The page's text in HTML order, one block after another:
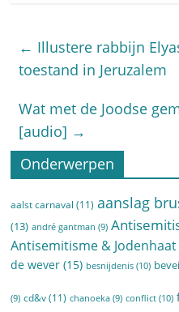
← Illustere rabbijn
toestand in Jeruzalem
Wat met de Joodse
[audio] →
Onderwerpen
aalst carnaval (11) aanslag
(13) andré gantman (9)
Antisemitisme & Jodenhaat
de wever (15) besnijdenis (10)
(9) cd&v(11) chanoeka (9) conflict (10)